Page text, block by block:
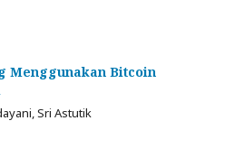
Menggunakan Bitcoin
Sri Astutik